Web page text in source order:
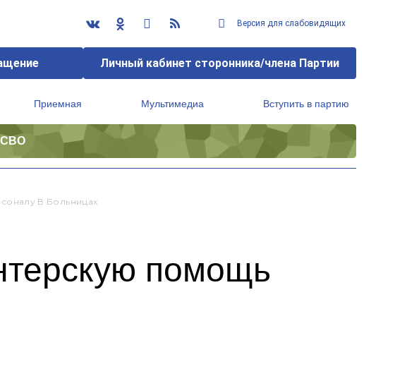
Версия для слабовидящих
Личный кабинет сторонника/члена Партии
Приемная Мультимедиа Вступить в партию
В Больницах
помощь